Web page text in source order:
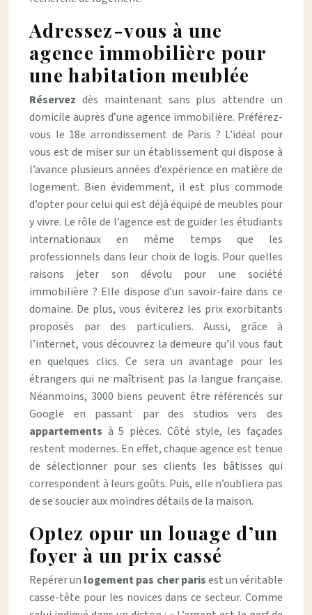
Adressez-vous à une
agence immobilière pour
une habitation meublée
Réservez dès maintenant sans plus attendre un
domicile auprès d’une agence immobilière. Préférez-
vous le 18e arrondissement de Paris ? L’idéal pour
vous est de miser sur un établissement qui dispose à
l’avance plusieurs années d’expérience en matière de
logement. Bien évidemment, il est plus commode
d’opter pour celui qui est déjà équipé de meubles pour
y vivre. Le rôle de l’agence est de guider les étudiants
internationaux en même temps que les
professionnels dans leur choix de logis. Pour quelles
raisons jeter son dévolu pour une société
immobilière ? Elle dispose d’un savoir-faire dans ce
domaine. De plus, vous éviterez les prix exorbitants
proposés par des particuliers. Aussi, grâce à
l’internet, vous découvrez la demeure qu’il vous faut
en quelques clics. Ce sera un avantage pour les
étrangers qui ne maîtrisent pas la langue française.
Néanmoins, 3000 biens peuvent être référencés sur
Google en passant par des studios vers des
appartements à 5 pièces. Côté style, les façades
restent modernes. En effet, chaque agence est tenue
de sélectionner pour ses clients les bâtisses qui
correspondent à leurs goûts. Puis, elle n’oubliera pas
de se soucier aux moindres détails de la maison.
Optez opur un louage d’un
foyer à un prix cassé
Repérer un logement pas cher parisest un véritable
casse-tête pour les novices dans ce secteur. Comme